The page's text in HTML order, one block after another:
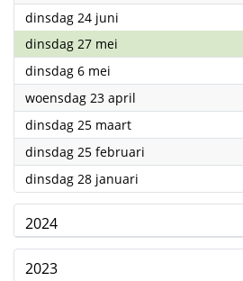
dinsdag 24 juni
dinsdag 27 mei
dinsdag 6 mei
woensdag 23 april
dinsdag 25 maart2025
dinsdag 25 februari
dinsdag 28 januari
2024
2023